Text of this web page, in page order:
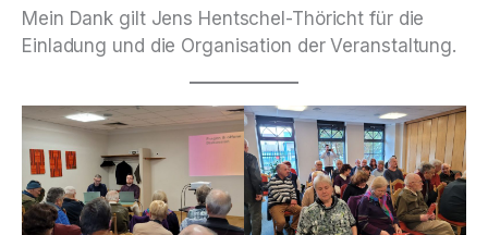
Mein Dank gilt Jens Hentschel-Thöricht für die
Einladung und die Organisation der Veranstaltung.